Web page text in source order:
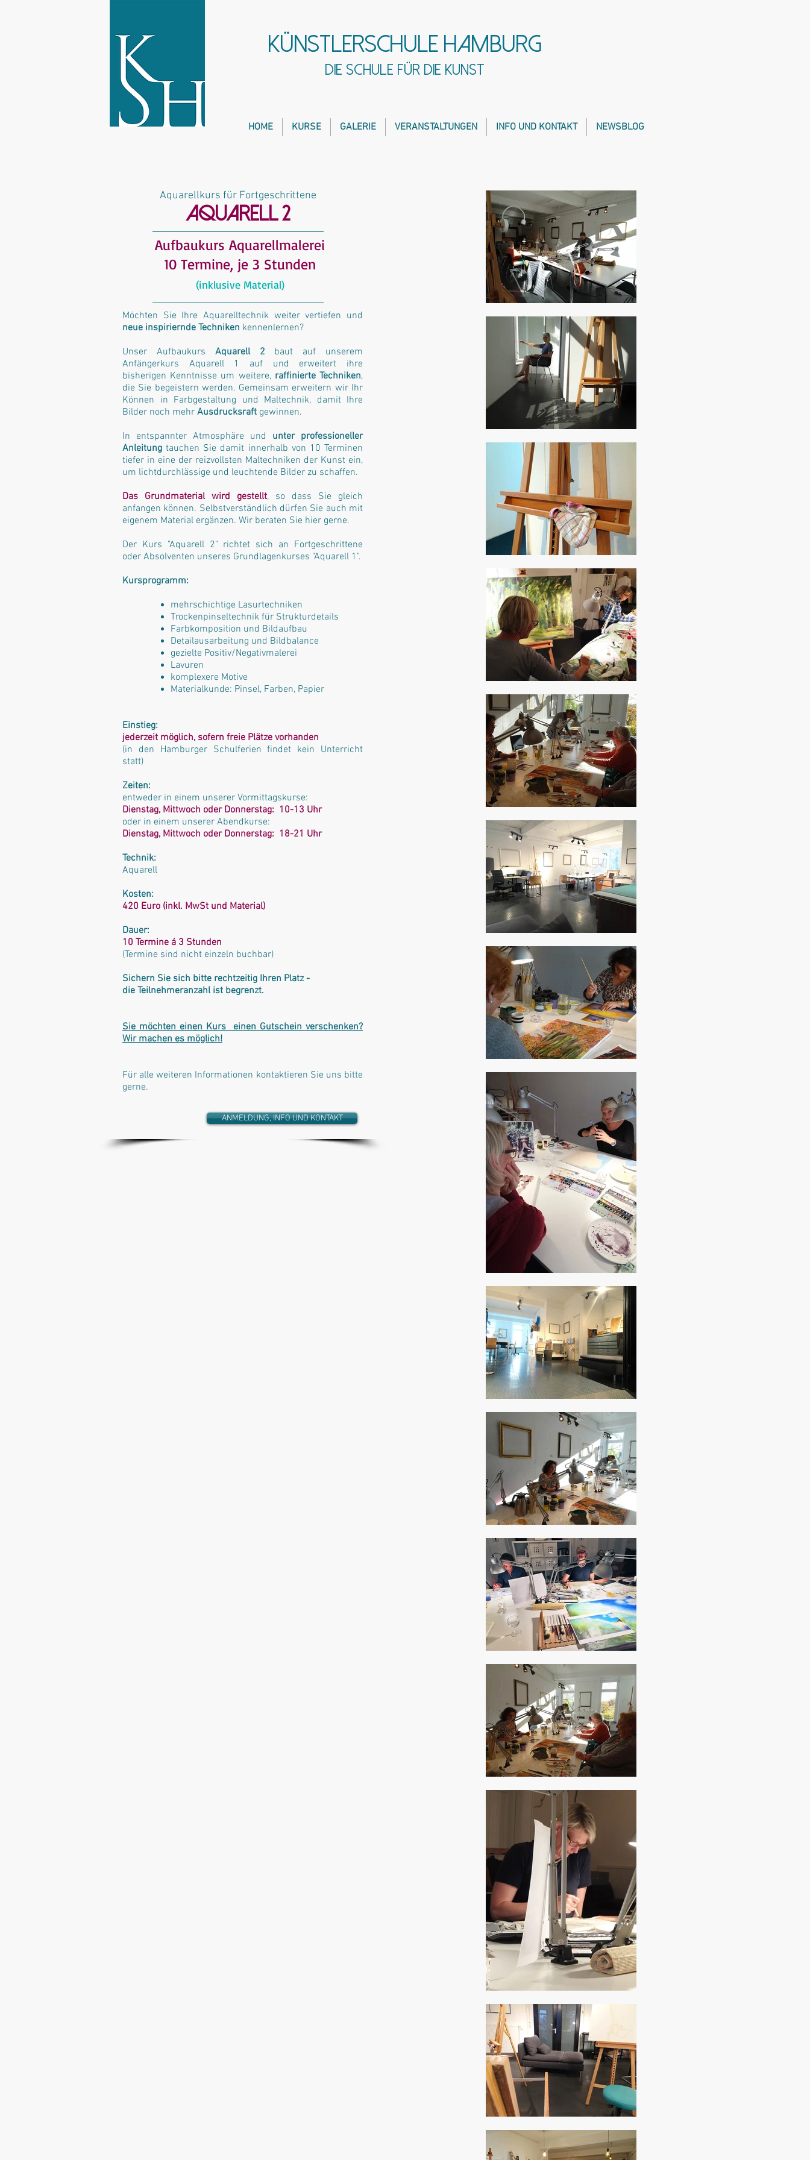
Künstlerschule Hamburg
Die Schule für die Kunst
HOME KURSE GALERIE VERANSTALTUNGEN INFO UND KONTAKT NEWSBLOG
Aquarellkurs für Fortgeschrittene
AQUARELL 2
Aufbaukurs Aquarellmalerei
10 Termine, je 3 Stunden
(inklusive Material)
Möchten Sie Ihre Aquarelltechnik weiter vertiefen und
neue inspiriernde Techniken kennenlernen?
Unser Aufbaukurs Aquarell 2 baut auf unserem
Anfängerkurs Aquarell 1 auf und erweitert ihre
bisherigen Kenntnisse um weitere, raffinierte Techniken,
die Sie begeistern werden. Gemeinsam erweitern wir Ihr
Können in Farbgestaltung und Maltechnik, damit Ihre
Bilder noch mehr Ausdrucksraft gewinnen.
In entspannter Atmosphäre und unter professioneller
Anleitung tauchen Sie damit innerhalb von 10 Terminen
tiefer in eine der reizvollsten Maltechniken der Kunst ein,
um lichtdurchlässige und leuchtende Bilder zu schaffen.
Das Grundmaterial wird gestellt, so dass Sie gleich
anfangen können. Selbstverständlich dürfen Sie auch mit
eigenem Material ergänzen. Wir beraten Sie hier gerne.
Der Kurs "Aquarell 2" richtet sich an Fortgeschrittene
oder Absolventen unseres Grundlagenkurses "Aquarell 1".
Kursprogramm:
mehrschichtige Lasurtechniken
Trockenpinseltechnik für Strukturdetails
Farbkomposition und Bildaufbau
Detailausarbeitung und Bildbalance
gezielte Positiv/Negativmalerei
Lavuren
komplexere Motive
Materialkunde: Pinsel, Farben, Papier
Einstieg:
jederzeit möglich, sofern freie Plätze vorhanden
(in den Hamburger Schulferien findet kein Unterricht
statt)
Zeiten:
entweder in einem unserer Vormittagskurse:
Dienstag, Mittwoch oder Donnerstag: 10-13 Uhr
oder in einem unserer Abendkurse:
Dienstag, Mittwoch oder Donnerstag: 18-21 Uhr
Technik:
Aquarell
Kosten:
420 Euro (inkl. MwSt und Material)
Dauer:
10 Termine á 3 Stunden
(Termine sind nicht einzeln buchbar)
Sichern Sie sich bitte rechtzeitig Ihren Platz -
die Teilnehmeranzahl ist begrenzt.
Sie möchten einen Kurs einen Gutschein verschenken?
Wir machen es möglich!
Für alle weiteren Informationen kontaktieren Sie uns bitte
gerne.
ANMELDUNG, INFO UND KONTAKT